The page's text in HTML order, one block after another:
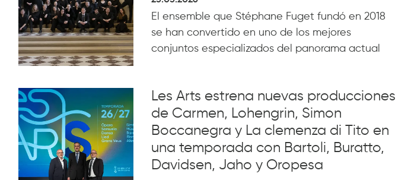
El ensemble que Stéphane Fuget fundó en 2018
se han convertido en uno de los mejores
conjuntos especializados del panorama actual
Les Arts estrena nuevas producciones
de Carmen, Lohengrin, Simon
Boccanegra y La clemenza di Tito en
una temporada con Bartoli, Buratto,
Davidsen, Jaho y Oropesa